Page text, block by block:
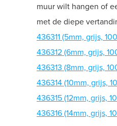
muur wilt hangen of
met de diepe
436311 (5mm, grijs,
436312 (6mm, grijs,
436313 (8mm, grijs,
436314 (10mm, grijs,
436315 (12mm, grijs,
436316 (14mm, grijs,